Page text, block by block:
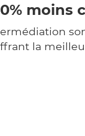
moins
la